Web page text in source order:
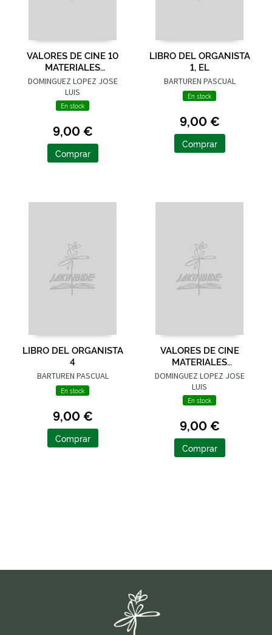
VALORES DE CINE 10
MATERIALES
DIDACTICOS
DOMINGUEZ LOPEZ JOSE
LUIS
En stock
9,00 €
Comprar
LIBRO DEL ORGANISTA
1, EL
BARTUREN PASCUAL
En stock
9,00 €
Comprar
LIBRO DEL ORGANISTA
4
BARTUREN PASCUAL
En stock
9,00 €
Comprar
VALORES DE CINE
MATERIALES
DIDACTICOS
DOMINGUEZ LOPEZ JOSE
LUIS
En stock
9,00 €
Comprar